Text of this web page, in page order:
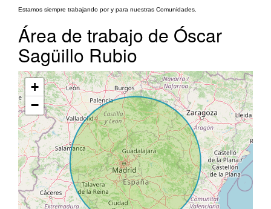
Estamos siempre trabajando por y para nuestras Comunidades.
Área de trabajo de Óscar
Sagüillo Rubio
+
−